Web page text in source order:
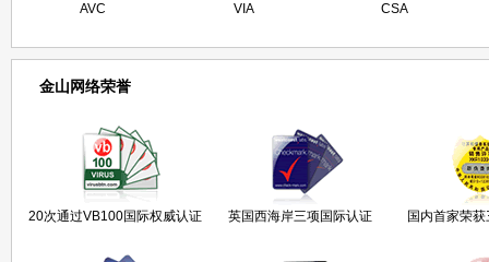
AVC VIA CSA
金山网络荣誉
20次通过VB100国际权威认证 英国西海岸三项国际认证 国内首家荣